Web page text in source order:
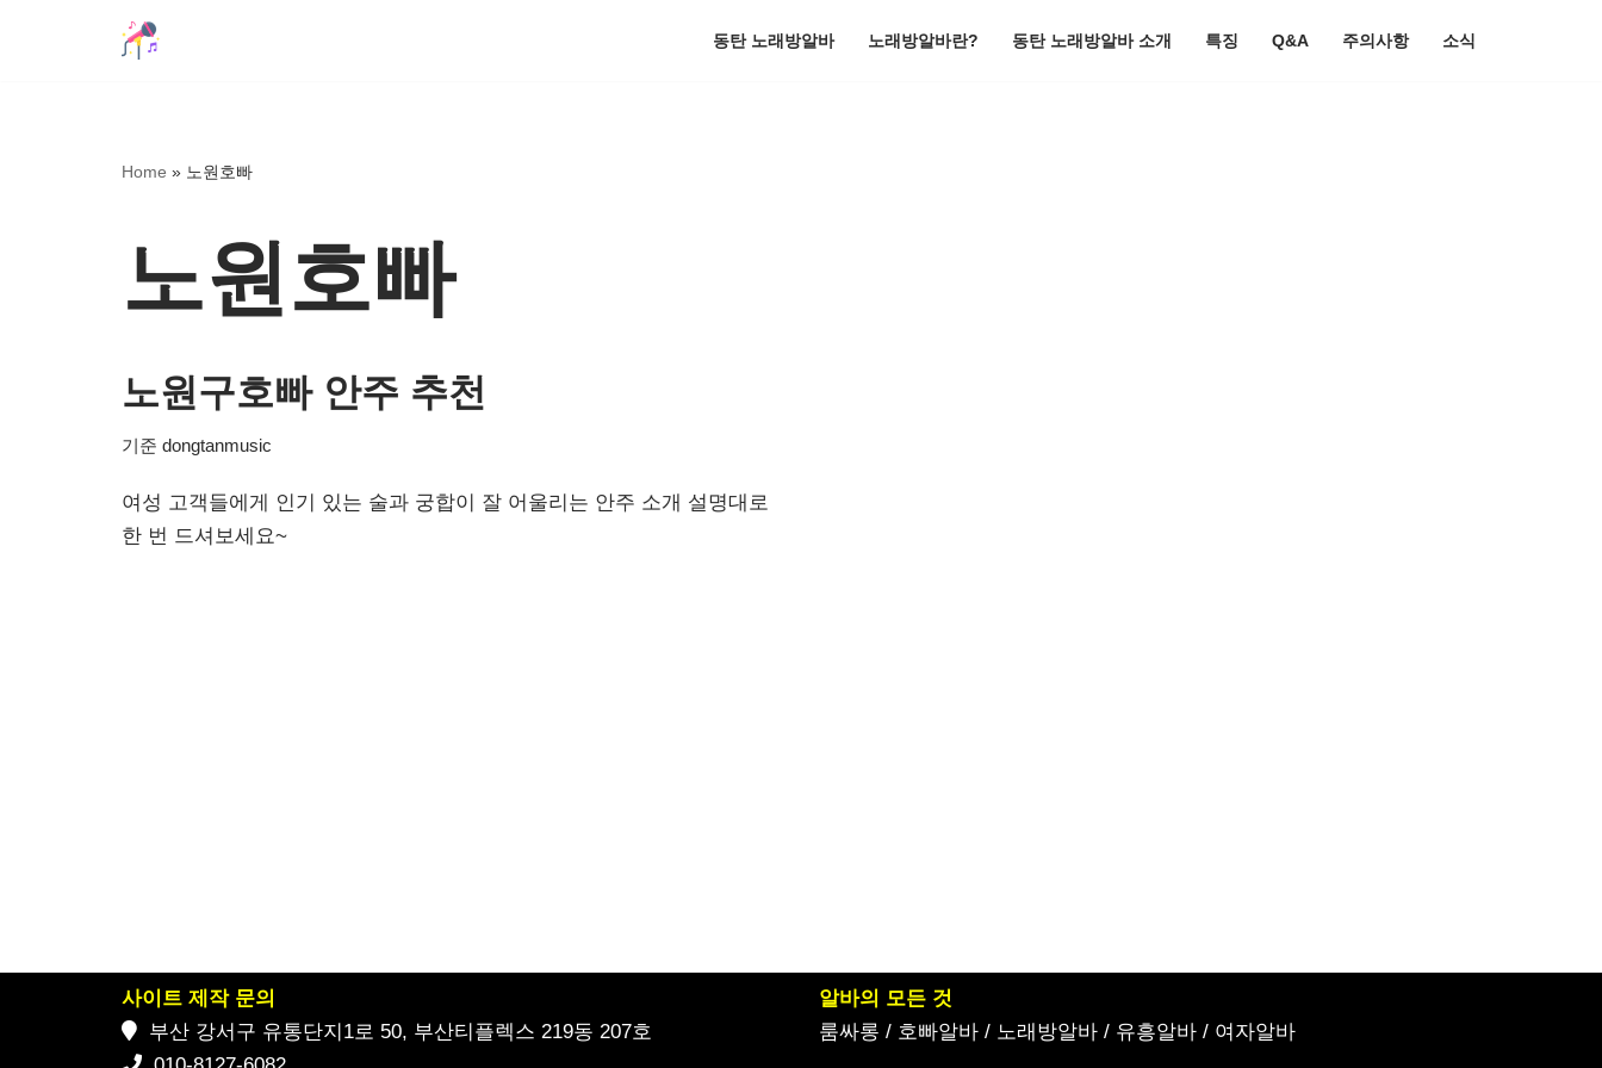
동탄 노래방알바 노래방알바란? 동탄 노래방알바 소개 특징 Q&A 주의사항 소식
Home » 노원호빠
노원호빠
노원구호빠 안주 추천
기준 dongtanmusic
여성 고객들에게 인기 있는 술과 궁합이 잘 어울리는 안주 소개 설명대로
한 번 드셔보세요~
사이트 제작 문의
부산 강서구 유통단지1로 50, 부산티플렉스 219동 207호
알바의 모든 것
룸싸롱 / 호빠알바 / 노래방알바 / 유흥알바 / 여자알바